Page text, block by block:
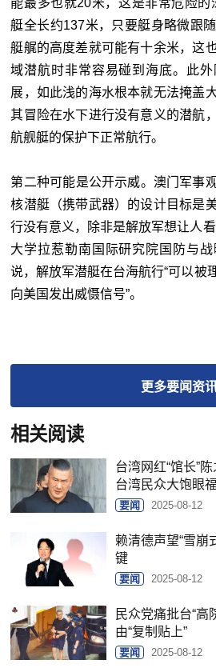
能最多也就20米，这是非常危险
艇全长约137米，只要艇身略微跟
艇艉的高度差就可能有十余米，这
域潜航时非常容易碰到海底。此
展，如此浅的海水根本就无法掩盖
其冒险在水下进行没有意义的潜航
航舰艇的保护下正常航行。
第二种可能是公开示威。澳门军事
核潜艇（携带武器）的设计目标是
行没有意义，除非是解放军想让人
大学拉惹勒南国际研究院国防与
说，解放军潜艇在台海航行“可以被
向美国发出威慑信号”。
更多要闻资
相关阅读
台湾网红“馆长”
台湾民众大饱眼
要闻 2025-08-12
赖清德声望“雪崩
键
要闻 2025-08-12
民众党痛批台“高
由“复制贴上”
要闻 2025-08-12